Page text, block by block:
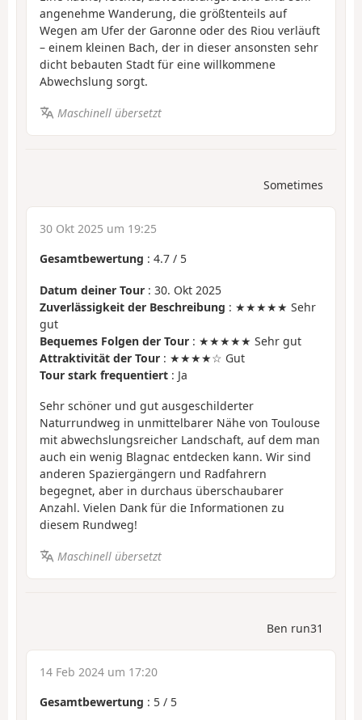
angenehme Wanderung, die größtenteils auf
Wegen am Ufer der Garonne oder des Riou verläuft
– einem kleinen Bach, der in dieser ansonsten sehr
dicht bebauten Stadt für eine willkommene
Abwechslung sorgt.
Maschinell übersetzt
Sometimes
30 Okt 2025 um 19:25
Gesamtbewertung : 4.7 / 5
Datum deiner Tour : 30. Okt 2025
Zuverlässigkeit der Beschreibung : ★★★★★ Sehr
gut
Bequemes Folgen der Tour : ★★★★★ Sehr gut
Attraktivität der Tour : ★★★★☆ Gut
Tour stark frequentiert : Ja
Sehr schöner und gut ausgeschilderter
Naturrundweg in unmittelbarer Nähe von Toulouse
mit abwechslungsreicher Landschaft, auf dem man
auch ein wenig Blagnac entdecken kann. Wir sind
anderen Spaziergängern und Radfahrern
begegnet, aber in durchaus überschaubarer
Anzahl. Vielen Dank für die Informationen zu
diesem Rundweg!
Maschinell übersetzt
Ben run31
14 Feb 2024 um 17:20
Gesamtbewertung : 5 / 5